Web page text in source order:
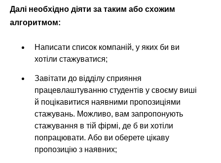
Далі необхідно діяти за таким або схожим
алгоритмом:
Написати список компаній, у яких би ви
хотіли стажуватися;
Завітати до відділу сприяння
працевлаштуванню студентів у своєму виші
й поцікавитися наявними пропозиціями
стажувань. Можливо, вам запропонують
стажування в тій фірмі, де б ви хотіли
попрацювати. Або ви оберете цікаву
пропозицію з наявних;